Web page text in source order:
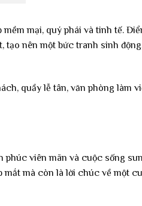
mềm mại, quý phái và tinh tế.
nên một bức tranh sinh
quầy lễ tân, văn phòng làm
viên mãn và cuộc sống
mà còn là lời chúc về một